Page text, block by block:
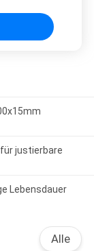
justierbare
Lebensdauer
Alle